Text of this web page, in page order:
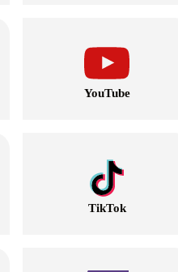
YouTube
TikTok